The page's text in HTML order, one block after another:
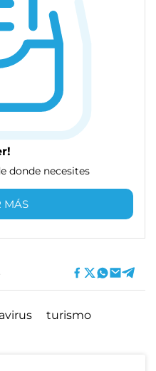
donde necesites
MÁS
turismo